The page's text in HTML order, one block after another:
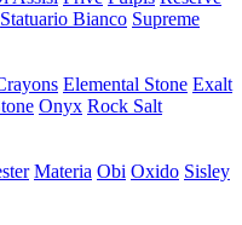
Statuario Bianco Supreme
Elemental Stone Exalt
Onyx Rock Salt
Materia Obi Oxido Sisley